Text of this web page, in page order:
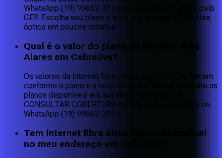
WhatsApp (19) 99662-3914 ou consulte cobertura pelo
CEP. Escolha seu plano e ative sua internet 100% fibra
óptica em poucos minutos.
Qual é o valor do plano de internet fibra
Alares em Cabreúva?
Os valores da internet fibra Alares em Cabreúva, variam
conforme o plano e a velocidade escolhida. Consulte os
planos disponíveis em sua região clicando em
CONSULTAR COBERTURA ou fale com nosso time no
WhatsApp (19) 99662-3914.
Tem internet fibra ótica Alares disponível
no meu endereço em Cabreúva?